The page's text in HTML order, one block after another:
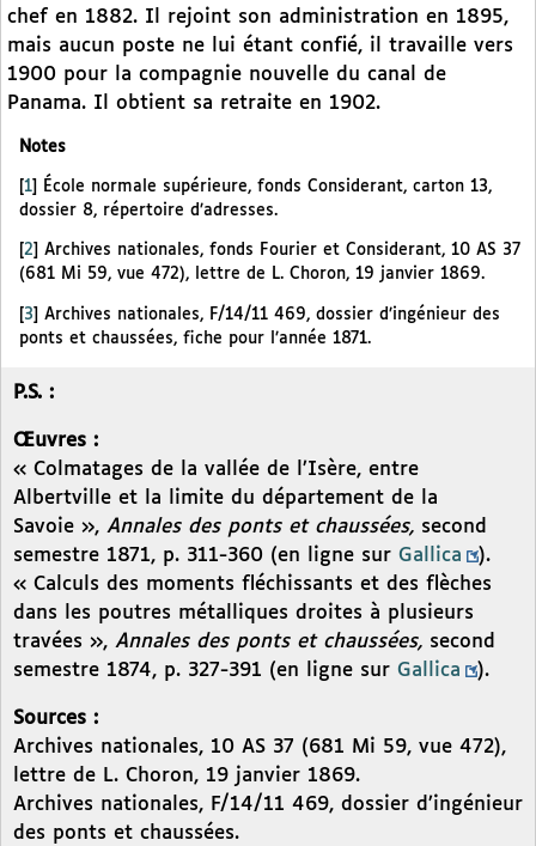
chef en 1882. Il rejoint son administration en 1895,
mais aucun poste ne lui étant confié, il travaille vers
1900 pour la compagnie nouvelle du canal de
Panama. Il obtient sa retraite en 1902.
Notes
[1]
École normale supérieure, fonds Considerant, carton 13,
dossier 8, répertoire d’adresses.
2
Archives nationales, fonds Fourier et Considerant, 10 AS 37
(681 Mi 59, vue 472), lettre de L. Choron, 19 janvier 1869.
3
Archives nationales, F/14/11 469, dossier d’ingénieur des
ponts et chaussées, fiche pour l’année 1871.
P.S. :
Œuvres :
« Colmatages de la vallée de l’Isère, entre
Albertville et la limite du département de la
Savoie », Annales des ponts et chaussées, second
semestre 1871, p. 311-360 (en ligne sur Gallica
).
« Calculs des moments fléchissants et des flèches
dans les poutres métalliques droites à plusieurs
travées », Annales des ponts et chaussées, second
semestre 1874, p. 327-391 (en ligne sur Gallica ).
Sources :
Archives nationales, 10 AS 37 (681 Mi 59, vue 472),
lettre de L. Choron, 19 janvier 1869.
Archives nationales, F/14/11 469, dossier d’ingénieur
des ponts et chaussées.